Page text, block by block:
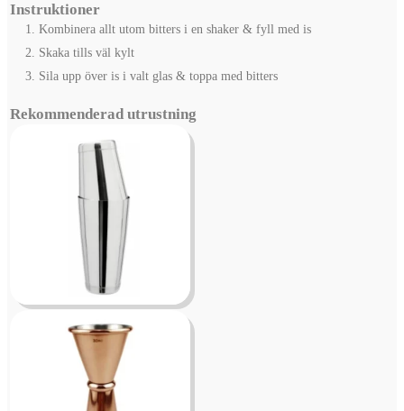
Instruktioner
Kombinera allt utom bitters i en shaker & fyll med is
Skaka tills väl kylt
Sila upp över is i valt glas & toppa med bitters
Rekommenderad utrustning